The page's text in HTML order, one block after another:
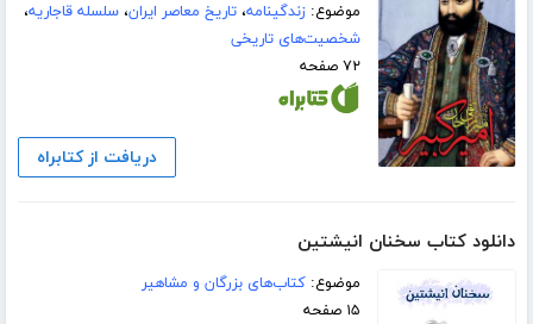
موضوع:زندگینامه،تاریخ معاصر ایران،سلسله قاجاریه،
شخصیت‌های تاریخی
۷۲ صفحه
دریافت از کتابراه
دانلود کتاب سخنان انیشتین
موضوع:کتاب‌های بزرگان و مشاهیر
۱۵ صفحه